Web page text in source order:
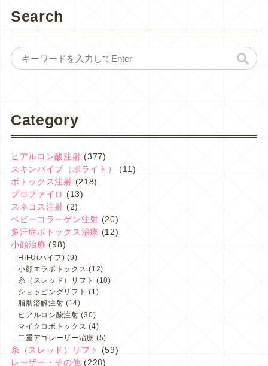
Search
Category
ヒアルロン酸注射 (377)
スキンバイブ（ボライト）
(11)
ボトックス注射 (218)
プロファイロ (13)
スネコス注射 (2)
ベビーコラーゲン注射 (20)
多汗症ボトックス治療 (12)
小顔治療 (98)
HIFU(ハイフ) (9)
小顔エラボトックス (12)
糸（スレッド）リフト (10)
ショッピングリフト (1)
脂肪溶解注射 (14)
ヒアルロン酸注射 (30)
マイクロボトックス (4)
二重アゴレーザー治療 (5)
糸（スレッド）リフト
(59)
レーザー・その他 (228)